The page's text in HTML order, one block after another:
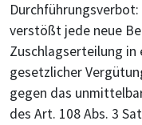
verstößt jede neue
Zuschlagserteilung in
gesetzlicher
gegen das
des Art. 108 Abs. 3